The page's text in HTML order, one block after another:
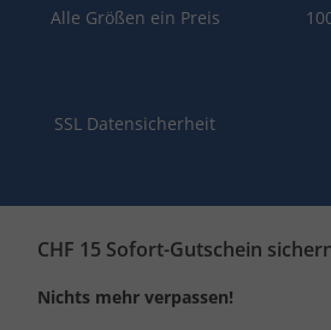
Alle Größen ein Preis
SSL Datensicherheit
CHF 15 Sofort-Gutschein
Nichts mehr verpassen!